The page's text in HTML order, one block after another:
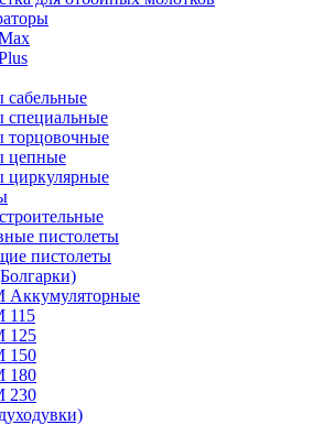
цепные
пистолеты
пистолеты